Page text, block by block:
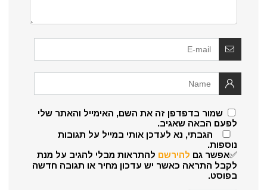
שמור בדפדפן זה את השם, האימייל והאתר שלי
לפעם הבאה שאגיב.
הגבתי, נא לעדכן אותי במייל על תגובות
נוספות.
✅אפשר גם להירשם להתראות מבלי להגיב על מנת
לקבל התראה כאשר יש עדכון מחיר או תגובה חדשה
בפוסט.